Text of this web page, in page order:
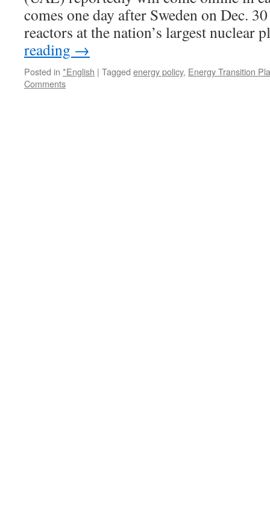
comes one day after Sweden on Dec.
reactors at the nation’s largest
reading →
Posted in *English | Tagged energy policy, Energy Transition
Comments